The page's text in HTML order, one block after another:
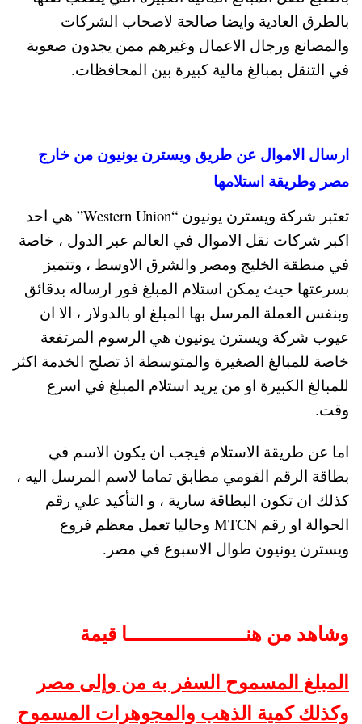
بالطرق العادية وايضا صالحة لاصحاب الشركات
والمصانع ورجال الاعمال وغيرهم ممن يجدون صعوبة
في التنقل بمبالغ مالية كبيرة بين المحافظات.
ارسال الاموال عن طريق ويسترن يونيون من خارج
مصر وطريقة استلامها
تعتبر شركة ويسترن يونيون “Western Union” هي احد
اكبر شركات نقل الاموال في العالم عبر الدول ، خاصة
في منطقة الخليج ومصر والشرق الاوسط ، وتتميز
بسرعتها حيث يمكن استلام المبلغ فور ارساله بدقائق
وبنفس العملة المرسل بها المبلغ او بالدولار ، الا ان
عيوب شركة ويسترن يونيون هي الرسوم المرتفعة
خاصة للمبالغ الصغيرة والمتوسطة اذ تصلح الخدمة اكثر
للمبالغ الكبيرة او من يريد استلام المبلغ في اسرع
وقت.
اما عن طريقة الاستلام فيجب ان يكون الاسم في
بطاقة الرقم القومي مطابق تماما لاسم المرسل اليه ،
كذلك ان تكون البطاقة سارية ، و التأكيد علي رقم
الحوالة او رقم MTCN وحاليا تعمل معظم فروع
ويسترن يونيون طوال الاسبوع في مصر.
وشاهد من هنـــــــــــــــــــــا قيمة
المبلغ المسموح السفر به من وإلى مصر
وكذلك كمية الذهب والمجوهرات المسموح